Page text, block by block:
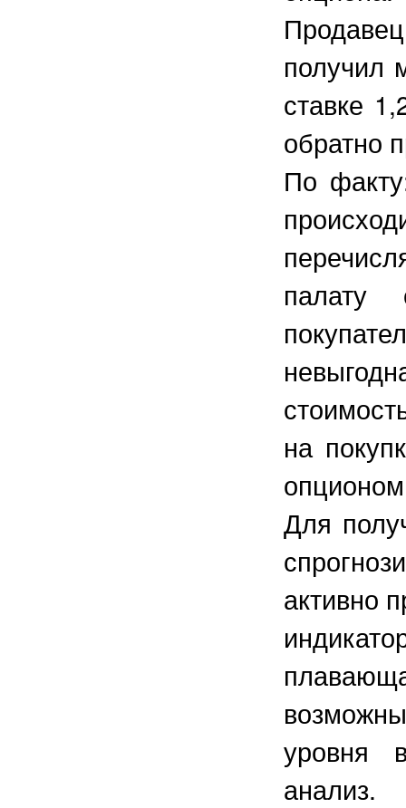
получил
ставке
обратно
По
на
Для
активно
уровня
анализ.